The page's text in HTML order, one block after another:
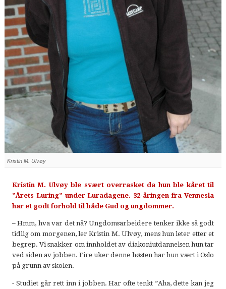
Kristin M. Ulvøy
Kristin M. Ulvøy ble svært overrasket da hun ble kåret til
”Årets Luring” under Luradagene. 32-åringen fra Vennesla
har et godt forhold til både Gud og ungdommer.
– Hmm, hva var det nå? Ungdomsarbeidere tenker ikke så godt
tidlig om morgenen, ler Kristin M. Ulvøy, mens hun leter etter et
begrep. Vi snakker om innholdet av diakoniutdannelsen hun tar
ved siden av jobben. Fire uker denne høsten har hun vært i Oslo
på grunn av skolen.
- Studiet går rett inn i jobben. Har ofte tenkt ”Aha, dette kan jeg